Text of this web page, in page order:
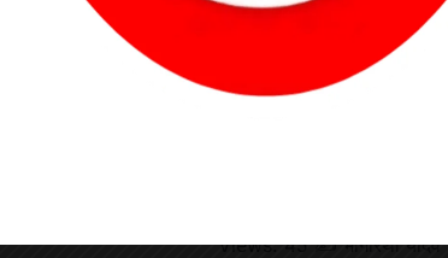
WhatsApp
Threads
LinkedIn
Share
Views: 45 ✍️ भागीरथी यादव